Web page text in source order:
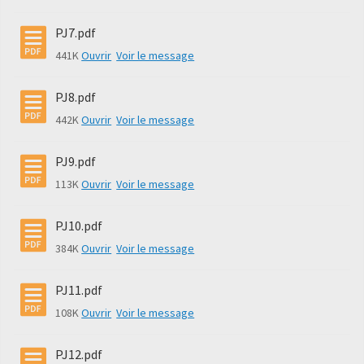
PJ7.pdf
441KOuvrir Voir le message
PJ8.pdf
442KOuvrir Voir le message
PJ9.pdf
113KOuvrir Voir le message
PJ10.pdf
384KOuvrir Voir le message
PJ11.pdf
108KOuvrir Voir le message
PJ12.pdf